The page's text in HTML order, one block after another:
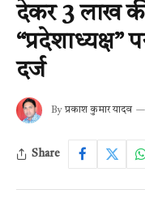
देकर 3 लाख
दर्ज
By प्रकाश कुमार यादव
Share